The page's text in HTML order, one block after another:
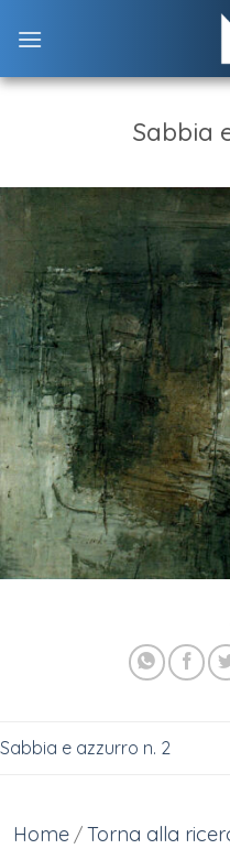
Sabbia
Sabbia e azzurro n. 2
Home / Torna alla